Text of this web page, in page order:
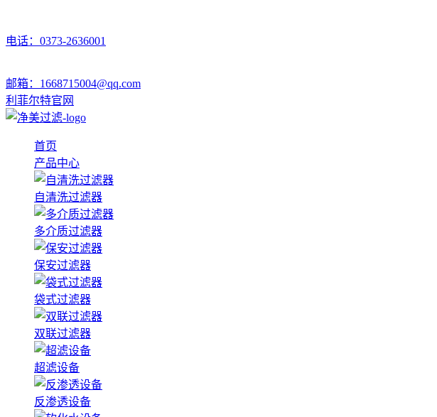
电话：0373-2636001
邮箱：1668715004@qq.com
利菲尔特官网
首页
产品中心
自清洗过滤器
多介质过滤器
保安过滤器
袋式过滤器
双联过滤器
超滤设备
反渗透设备